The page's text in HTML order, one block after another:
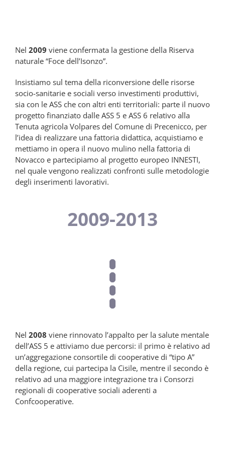
Nel 2009 viene confermata la gestione della Riserva
naturale “Foce dell’Isonzo”.
Insistiamo sul tema della riconversione delle risorse
socio-sanitarie e sociali verso investimenti produttivi,
sia con le ASS che con altri enti territoriali: parte il nuovo
progetto finanziato dalle ASS 5 e ASS 6 relativo alla
Tenuta agricola Volpares del Comune di Precenicco, per
l’idea di realizzare una fattoria didattica, acquistiamo e
mettiamo in opera il nuovo mulino nella fattoria di
Novacco e partecipiamo al progetto europeo INNESTI,
nel quale vengono realizzati confronti sulle metodologie
degli inserimenti lavorativi.
2009-2013
Nel 2008 viene rinnovato l’appalto per la salute mentale
dell’ASS 5 e attiviamo due percorsi: il primo è relativo ad
un’aggregazione consortile di cooperative di “tipo A”
della regione, cui partecipa la Cisile, mentre il secondo è
relativo ad una maggiore integrazione tra i Consorzi
regionali di cooperative sociali aderenti a
Confcooperative.